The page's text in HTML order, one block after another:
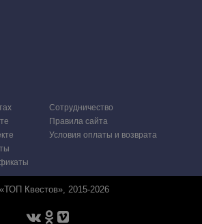
Сотрудничество
Правила сайта
Условия оплаты и возврата
Квестов», 2015-2026